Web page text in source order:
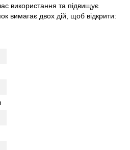
використання та підвищує
вимагає двох дій, щоб відкрити: